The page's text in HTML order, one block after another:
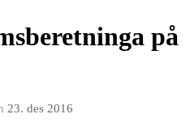
på
23. des 2016